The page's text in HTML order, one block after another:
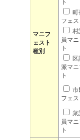
マニフ
ェスト
種別
ト
町
フェス
村
員マ
ト
派マ
ト
市
フェス
衆
員マ
ト